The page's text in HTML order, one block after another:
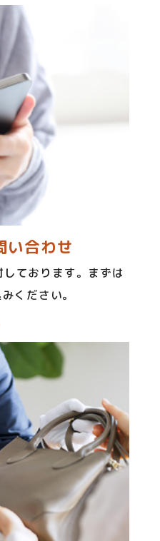
い合わせ
しております。まずは
ください。